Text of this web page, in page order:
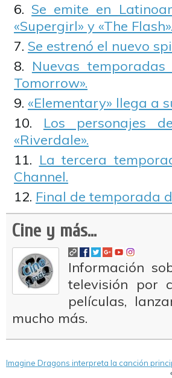
Se emite en
«Supergirl» y «The Flash».
Se estrenó el nuevo
Nuevas temporadas
Tomorrow».
«Elementary» llega a
Los personajes
«Riverdale».
La tercera
Channel.
Final de temporada
Cine y más...
Información
televisión por
películas,
mucho más.
Imagine Dragons interpreta la canción